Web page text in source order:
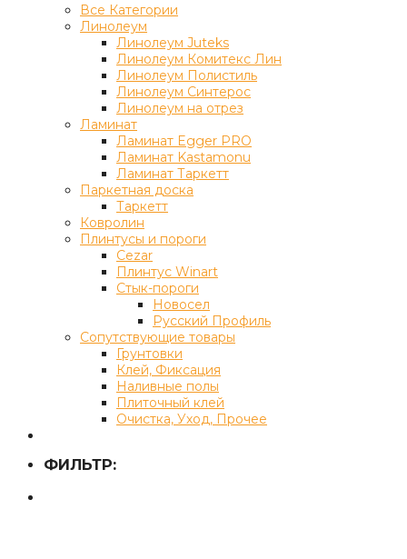
Все Категории
Линолеум
Линолеум Juteks
Линолеум Комитекс Лин
Линолеум Полистиль
Линолеум Синтерос
Линолеум на отрез
Ламинат
Ламинат Egger PRO
Ламинат Kastamonu
Ламинат Таркетт
Паркетная доска
Таркетт
Ковролин
Плинтусы и пороги
Cezar
Плинтус Winart
Стык-пороги
Новосел
Русский Профиль
Сопутствующие товары
Грунтовки
Клей, Фиксация
Наливные полы
Плиточный клей
Очистка, Уход, Прочее
ФИЛЬТР: